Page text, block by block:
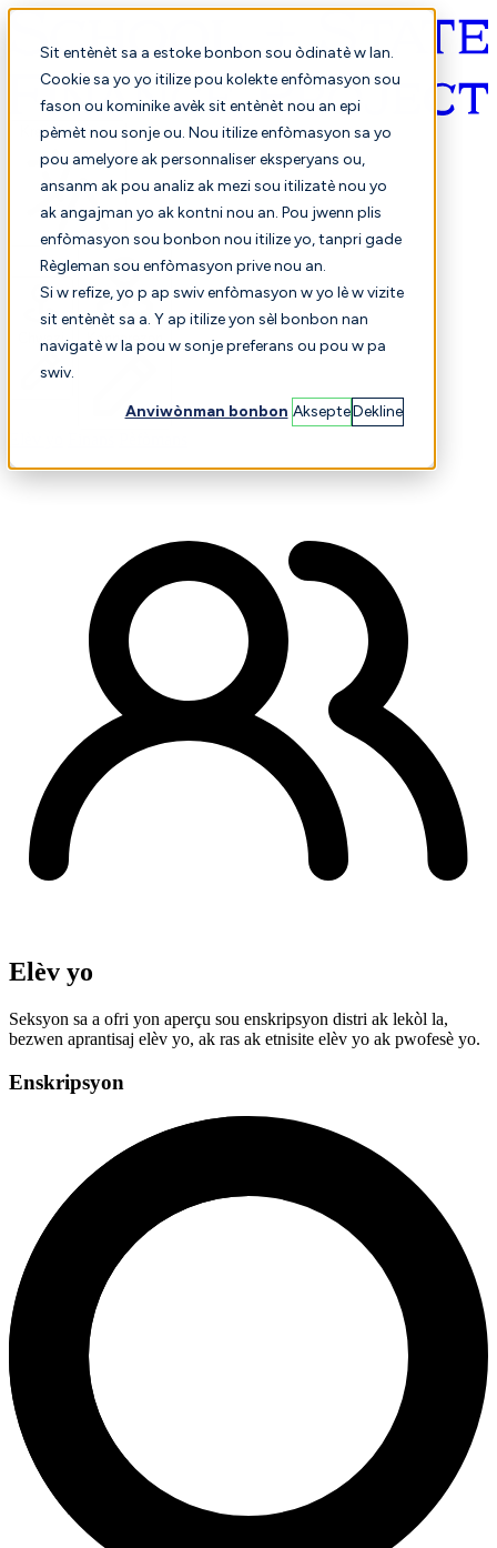
Sit entènèt sa a estoke bonbon sou òdinatè w lan.
Cookie sa yo yo itilize pou kolekte enfòmasyon sou
fason ou kominike avèk sit entènèt nou an epi
pèmèt nou sonje ou. Nou itilize enfòmasyon sa yo
pou amelyore ak personnaliser eksperyans ou,
ansanm ak pou analiz ak mezi sou itilizatè nou yo
ak angajman yo ak kontni nou an. Pou jwenn plis
enfòmasyon sou bonbon nou itilize yo, tanpri gade
Règleman sou enfòmasyon prive nou an.
Si w refize, yo p ap swiv enfòmasyon w yo lè w vizite
sit entènèt sa a. Y ap itilize yon sèl bonbon nan
navigatè w la pou w sonje preferans ou pou w pa
swiv.
Anviwònman bonbon AksepteDekline
Kreyòl ayisyen
Konparezon
Elèv yo
Seksyon sa a ofri yon aperçu sou enskripsyon distri ak lekòl la,
bezwen aprantisaj elèv yo, ak ras ak etnisite elèv yo ak pwofesè yo.
Enskripsyon